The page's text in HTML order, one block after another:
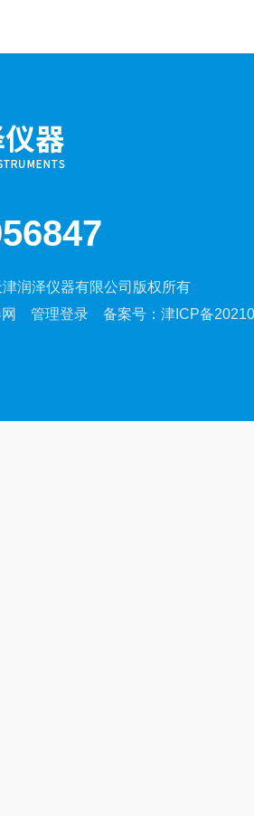
润泽仪器有限公司版权所有
管理登录 备案号： 津ICP备